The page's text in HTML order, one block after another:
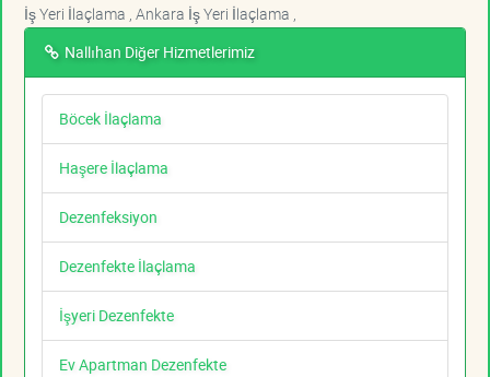
İş Yeri İlaçlama , Ankara İş Yeri İlaçlama ,
Nallıhan Diğer Hizmetlerimiz
Böcek İlaçlama
Haşere İlaçlama
Dezenfeksiyon
Dezenfekte İlaçlama
İşyeri Dezenfekte
Ev Apartman Dezenfekte